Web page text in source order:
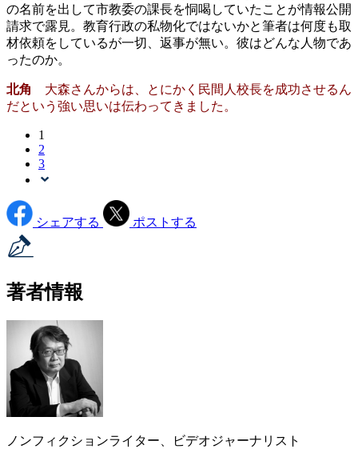
の名前を出して市教委の課長を恫喝していたことが情報公開
請求で露見。教育行政の私物化ではないかと筆者は何度も取
材依頼をしているが一切、返事が無い。彼はどんな人物であ
ったのか。
北角
大森さんからは、とにかく民間人校長を成功させるん
だという強い思いは伝わってきました。
1
2
3
シェアする ポストする
著者情報
ノンフィクションライター、ビデオジャーナリスト